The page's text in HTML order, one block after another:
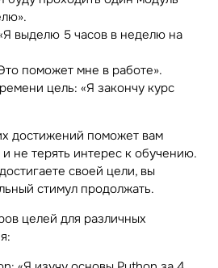
выделю 5 часов в неделю на
поможет мне в работе».
цель: «Я закончу курс
достижений поможет вам
не терять интерес к обучению.
своей цели, вы
стимул продолжать.
целей для различных